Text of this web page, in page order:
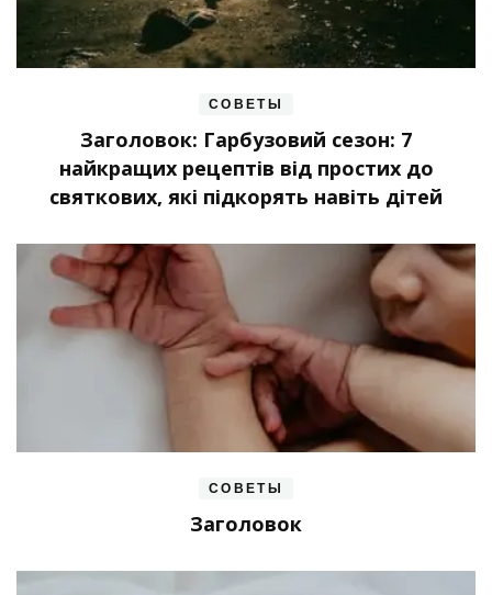
СОВЕТЫ
Заголовок: Гарбузовий сезон: 7
найкращих рецептів від простих до
святкових, які підкорять навіть дітей
СОВЕТЫ
Заголовок